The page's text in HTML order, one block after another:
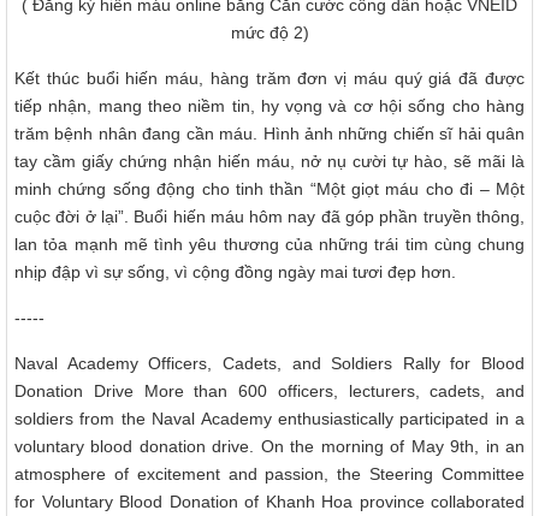
( Đăng ký hiến máu online bằng Căn cước công dân hoặc VNEID
mức độ 2)
Kết thúc buổi hiến máu, hàng trăm đơn vị máu quý giá đã được
tiếp nhận, mang theo niềm tin, hy vọng và cơ hội sống cho hàng
trăm bệnh nhân đang cần máu. Hình ảnh những chiến sĩ hải quân
tay cầm giấy chứng nhận hiến máu, nở nụ cười tự hào, sẽ mãi là
minh chứng sống động cho tinh thần “Một giọt máu cho đi – Một
cuộc đời ở lại”. Buổi hiến máu hôm nay đã góp phần truyền thông,
lan tỏa mạnh mẽ tình yêu thương của những trái tim cùng chung
nhịp đập vì sự sống, vì cộng đồng ngày mai tươi đẹp hơn.
-----
Naval Academy Officers, Cadets, and Soldiers Rally for Blood
Donation Drive More than 600 officers, lecturers, cadets, and
soldiers from the Naval Academy enthusiastically participated in a
voluntary blood donation drive. On the morning of May 9th, in an
atmosphere of excitement and passion, the Steering Committee
for Voluntary Blood Donation of Khanh Hoa province collaborated